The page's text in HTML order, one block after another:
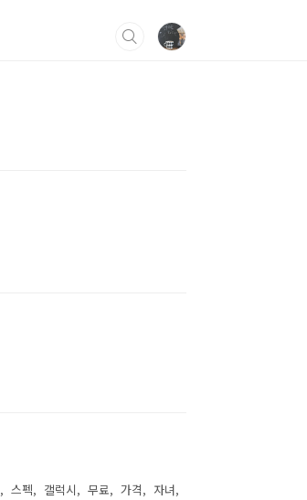
스펙 갤럭시 무료 가격
자녀